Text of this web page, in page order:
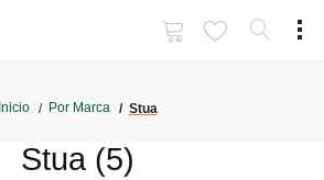
Inicio Por Marca Stua
Stua (5)